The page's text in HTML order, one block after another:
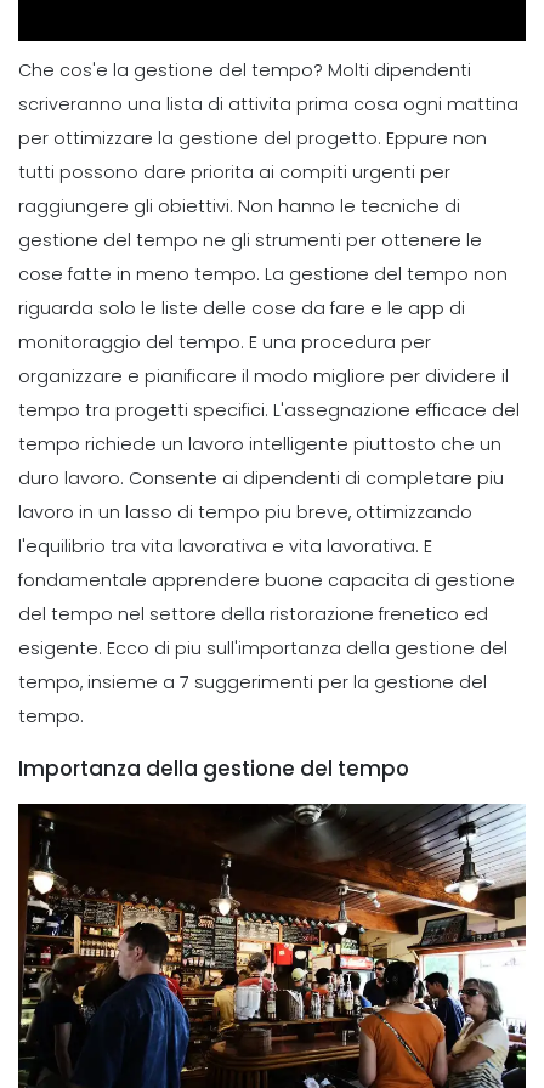
Che cos'e la gestione del tempo? Molti dipendenti
scriveranno una lista di attivita prima cosa ogni mattina
per ottimizzare la gestione del progetto. Eppure non
tutti possono dare priorita ai compiti urgenti per
raggiungere gli obiettivi. Non hanno le tecniche di
gestione del tempo ne gli strumenti per ottenere le
cose fatte in meno tempo. La gestione del tempo non
riguarda solo le liste delle cose da fare e le app di
monitoraggio del tempo. E una procedura per
organizzare e pianificare il modo migliore per dividere il
tempo tra progetti specifici. L'assegnazione efficace del
tempo richiede un lavoro intelligente piuttosto che un
duro lavoro. Consente ai dipendenti di completare piu
lavoro in un lasso di tempo piu breve, ottimizzando
l'equilibrio tra vita lavorativa e vita lavorativa. E
fondamentale apprendere buone capacita di gestione
del tempo nel settore della ristorazione frenetico ed
esigente. Ecco di piu sull'importanza della gestione del
tempo, insieme a 7 suggerimenti per la gestione del
tempo.
Importanza della gestione del tempo